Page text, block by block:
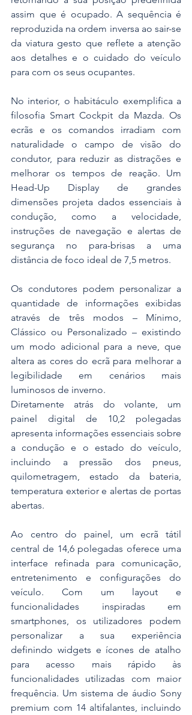
assim que é ocupado. A sequência é
reproduzida na ordem inversa ao sair-se
da viatura gesto que reflete a atenção
aos detalhes e o cuidado do veículo
para com os seus ocupantes.
No interior, o habitáculo exemplifica a
filosofia Smart Cockpit da Mazda. Os
ecrãs e os comandos irradiam com
naturalidade o campo de visão do
condutor, para reduzir as distrações e
melhorar os tempos de reação. Um
Head-Up Display de grandes
dimensões projeta dados essenciais à
condução, como a velocidade,
instruções de navegação e alertas de
segurança no para-brisas a uma
distância de foco ideal de 7,5 metros.
Os condutores podem personalizar a
quantidade de informações exibidas
através de três modos – Mínimo,
Clássico ou Personalizado – existindo
um modo adicional para a neve, que
altera as cores do ecrã para melhorar a
legibilidade em cenários mais
luminosos de inverno.
Diretamente atrás do volante, um
painel digital de 10,2 polegadas
apresenta informações essenciais sobre
a condução e o estado do veículo,
incluindo a pressão dos pneus,
quilometragem, estado da bateria,
temperatura exterior e alertas de portas
abertas.
Ao centro do painel, um ecrã tátil
central de 14,6 polegadas oferece uma
interface refinada para comunicação,
entretenimento e configurações do
veículo. Com um layout e
funcionalidades inspiradas em
smartphones, os utilizadores podem
personalizar a sua experiência
definindo widgets e ícones de atalho
para acesso mais rápido às
funcionalidades utilizadas com maior
frequência. Um sistema de áudio Sony
premium com 14 altifalantes, incluindo